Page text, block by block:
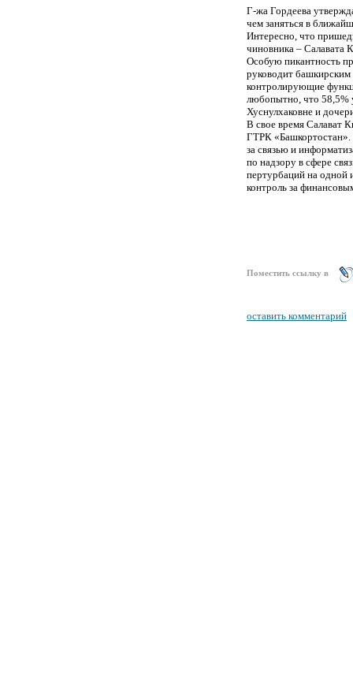
Г-жа Гордеева
чем заняться в
Интересно, что
чиновника – Салавата
Особую пикантность
руководит башкирским
контролирующие
любопытно, что 58,5%
Хуснулхаковне и
В свое время Салават
ГТРК «Башкортостан».
за связью и
по надзору в сфере
пертурбаций на одной
контроль за
Поместить ссылку в
оставить комментарий